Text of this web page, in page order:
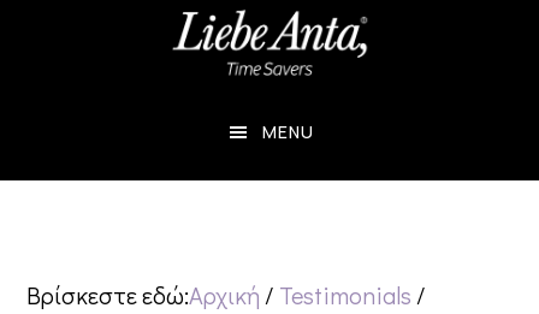
MENU
Βρίσκεστε εδώ:Αρχική / Testimonials /